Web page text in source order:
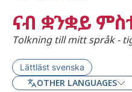
ናብ ቋንቋይ
Tolkning till mitt språk -
Lättläst svenska
OTHER LANGUAGES